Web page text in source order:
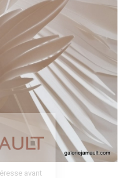
site vous intéresse avant